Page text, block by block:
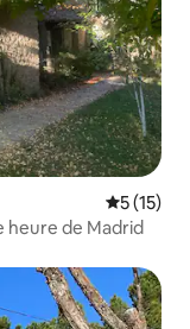
Note
5 (15)
heure de Madrid